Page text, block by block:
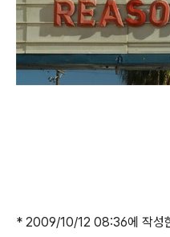
* 2009/10/12 08:36에 작성